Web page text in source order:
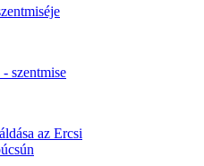
szentmise
az Ercsi